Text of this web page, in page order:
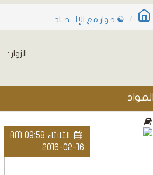
☯ حوار مع الإلـــحــاد
الزوار :
المواد
الثلاثاء AM 09:58
2016-02-16